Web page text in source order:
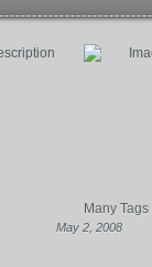
Many Tags
May 2, 2008